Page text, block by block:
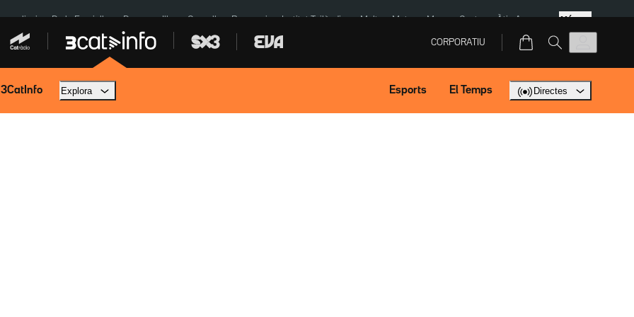
eclipsi De la Espriella Dos anys Illa Granollers Paraguai Institut Tailàndia Multa a Meta Menors Ceuta Àtic Ayuso Més
CORPORATIU
3CatInfo Explora Esports El Temps Directes